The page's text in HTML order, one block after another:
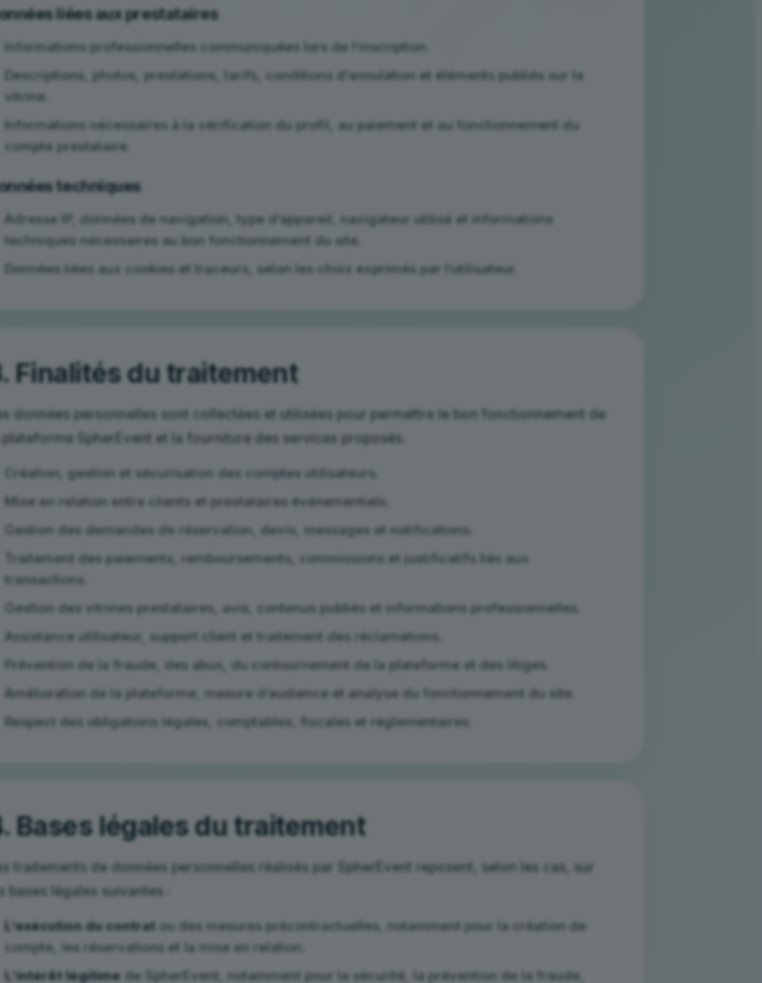
liées aux prestataires
Informations professionnelles communiquées lors de l’inscription.
Descriptions, photos, prestations, tarifs, conditions d’annulation et éléments publiés sur la
vitrine.
Informations nécessaires à la vérification du profil, au paiement et au fonctionnement du
compte prestataire.
techniques
Adresse IP, données de navigation, type d’appareil, navigateur utilisé et informations
techniques nécessaires au bon fonctionnement du site.
Données liées aux cookies et traceurs, selon les choix exprimés par l’utilisateur.
Finalités du traitement
données personnelles sont collectées et utilisées pour permettre le bon fonctionnement de
plateforme SpherEvent et la fourniture des services proposés.
Création, gestion et sécurisation des comptes utilisateurs.
Mise en relation entre clients et prestataires événementiels.
Gestion des demandes de réservation, devis, messages et notifications.
Traitement des paiements, remboursements, commissions et justificatifs liés aux
transactions.
Gestion des vitrines prestataires, avis, contenus publiés et informations professionnelles.
Assistance utilisateur, support client et traitement des réclamations.
Prévention de la fraude, des abus, du contournement de la plateforme et des litiges.
Amélioration de la plateforme, mesure d’audience et analyse du fonctionnement du site.
Respect des obligations légales, comptables, fiscales et réglementaires.
Bases légales du traitement
traitements de données personnelles réalisés par SpherEvent reposent, selon les cas, sur
bases légales suivantes :
L’exécution du contrat ou des mesures précontractuelles, notamment pour la création de
compte, les réservations et la mise en relation.
L’intérêt légitime de SpherEvent, notamment pour la sécurité, la prévention de la fraude,